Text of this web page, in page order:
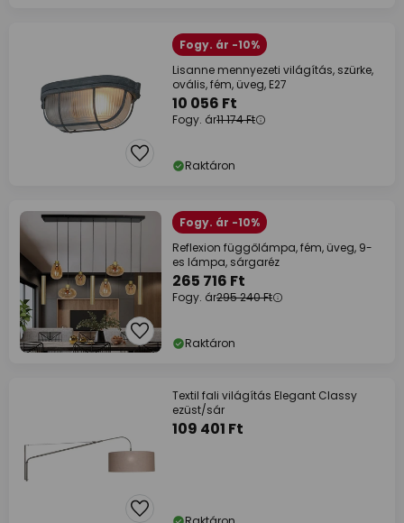
Fogy. ár -10%
Lisanne mennyezeti világítás, szürke,
ovális, fém, üveg, E27
10 056 Ft
Fogy. ár11 174 Ft
Raktáron
Fogy. ár -10%
Reflexion függőlámpa, fém, üveg, 9-
es lámpa, sárgaréz
265 716 Ft
Fogy. ár295 240 Ft
Raktáron
Textil fali világítás Elegant Classy
ezüst/sár
109 401 Ft